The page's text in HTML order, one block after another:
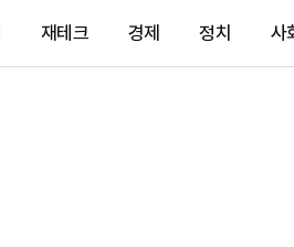
재테크 경제 정치 사